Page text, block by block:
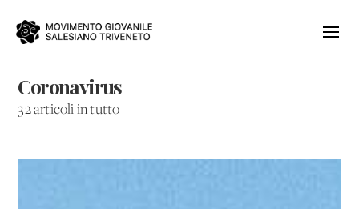
Coronavirus
32 articoli in tutto